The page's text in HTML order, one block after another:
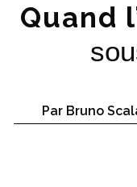
Quand
Par Bruno